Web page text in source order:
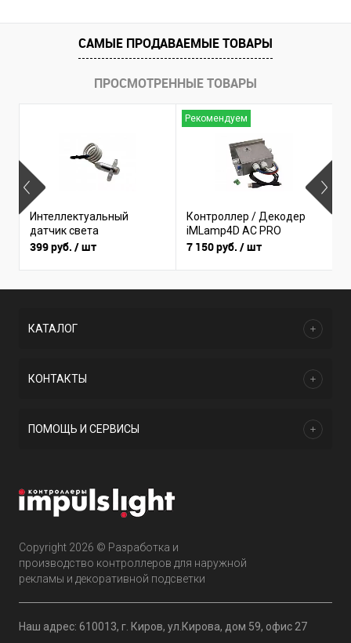
САМЫЕ ПРОДАВАЕМЫЕ ТОВАРЫ
ПРОСМОТРЕННЫЕ ТОВАРЫ
Интеллектуальный
датчик света
399 руб. / шт
Рекомендуем
Контроллер / Декодер
iMLamp4D AC PRO
7 150 руб. / шт
Copyright 2026 © Разработка и
производство контроллеров для наружной
рекламы и декоративной подсветки
Наш адрес: 610013, г. Киров, ул.Кирова, дом 59, офис 27
КАТАЛОГ
КОНТАКТЫ
ПОМОЩЬ И СЕРВИСЫ